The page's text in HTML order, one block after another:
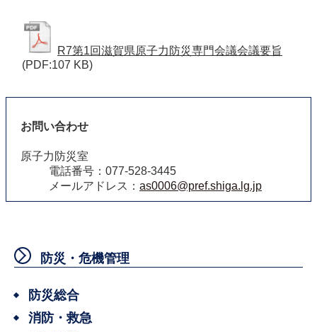
R7第1回滋賀県原子力防災専門会議会議要旨
(PDF:107 KB)
お問い合わせ
原子力防災室
電話番号：077-528-3445
メールアドレス： as0006@pref.shiga.lg.jp
防災・危機管理
防災総合
消防・救急